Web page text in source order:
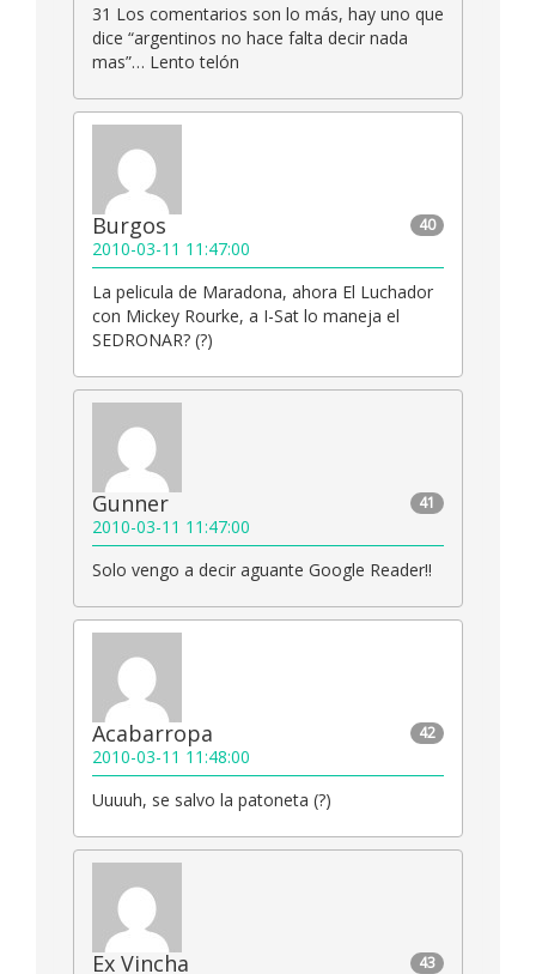
31 Los comentarios son lo más, hay uno que
dice “argentinos no hace falta decir nada
mas”… Lento telón
40
Burgos
2010-03-11 11:47:00
La pelicula de Maradona, ahora El Luchador
con Mickey Rourke, a I-Sat lo maneja el
SEDRONAR? (?)
41
Gunner
2010-03-11 11:47:00
Solo vengo a decir aguante Google Reader!!
42
Acabarropa
2010-03-11 11:48:00
Uuuuh, se salvo la patoneta (?)
43
Ex Vincha